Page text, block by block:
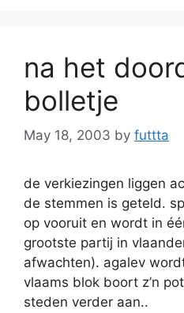
na het
bolletje
May 18, 2003 by futtta
de verkiezingen liggen
de stemmen is geteld.
op vooruit en wordt in
grootste partij in
afwachten). agalev
vlaams blok boort z’n
steden verder aan..